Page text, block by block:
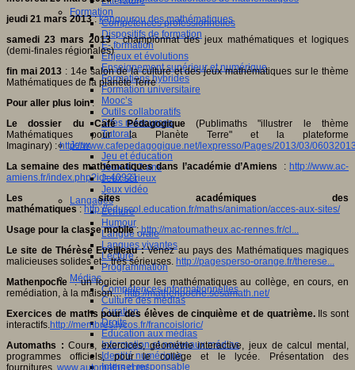
Formation
Compétences professionnelles
Dispositifs de formation
E- formation
Enjeux et évolutions
Enseignement supérieur et numérique
Formations hybrides
Formation universitaire
Mooc’s
Outils collaboratifs
Sites ressources
Tutorat
Jeux
Jeu et éducation
Jeux 4/12 ans
Jeux sérieux
Jeux vidéo
Langages
Ecriture
Humour
Langue orale
Langues vivantes
Lecture
Programmation
Médias
Compétences informationnelles
Culture des médias
Curation
Droits
Education aux médias
Information et nouveaux médias
Identité numérique
Internet responsable
jeudi 21 mars 2013:kangourou des mathématiques
samedi 23 mars 2013: championnat des jeux mathématiques et logiques
(demi-finales régionales)
fin mai 2013 : 14e salon de la culture et des jeux mathématiques sur le thème
Mathématiques de la planète Terre
Pour aller plus loin:
Le dossier du Café Pédagogique(Publimaths "illustrer le thème
Mathématiques pour la Planète Terre" et la plateforme
Imaginary) :http://www.cafepedagogique.net/lexpresso/Pages/2013/03/
La semaine des mathématiques dans l’académie d’Amiens
:http://www.ac-
amiens.fr/index.php?id=40921
Les sites académiques des
mathématiques:http://eduscol.education.fr/maths/animation/acces-aux-sites/
Usage pour la classe mobile:http://matoumatheux.ac-rennes.fr/cl...
Le site de Thérèse Eveilleau :Venez au pays des Mathématiques magiques
malicieuses solides et... très sérieuses. http://pagesperso-orange.fr/therese...
Mathenpoche: un logiciel pour les mathématiques au collège, en cours, en
remédiation, à la maison…http://mathenpoche.sesamath.net/
Exercices de maths pour des élèves de cinquième et de quatrième.Ils sont
interactifs.http://membres.lycos.fr/francoisloric/
Automaths : Cours, exercices, géométrie interactive, jeux de calcul mental,
programmes officiels, pour le collège et le lycée. Présentation des
fournitures. www.automaths.com/